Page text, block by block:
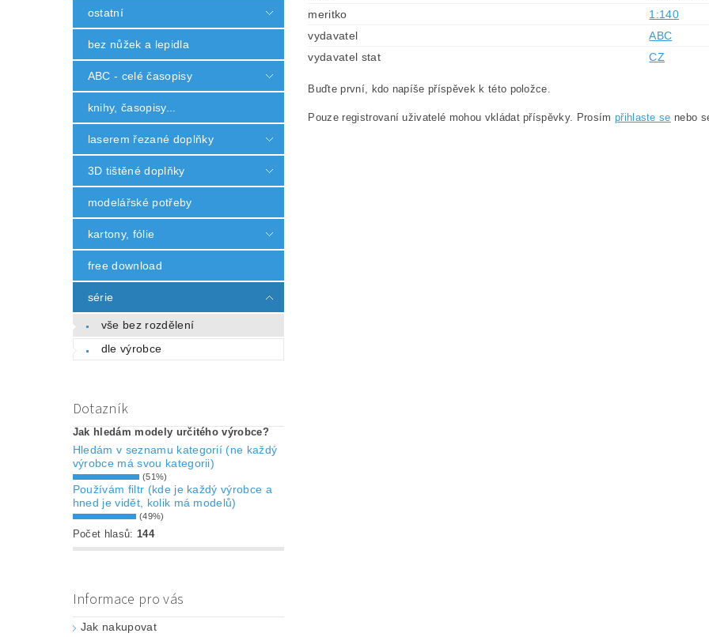
ostatní
bez nůžek a lepidla
ABC - celé časopisy
knihy, časopisy...
laserem řezané doplňky
3D tištěné doplňky
modelářské potřeby
kartony, fólie
free download
série
vše bez rozdělení
dle výrobce
Dotazník
Jak hledám modely určitého výrobce?
Hledám v seznamu kategorií (ne každý
výrobce má svou kategorii)
(51%)
Používám filtr (kde je každý výrobce a
hned je vidět, kolik má modelů)
(49%)
Počet hlasů: 144
Informace pro vás
Jak nakupovat
meritko
1:140
vydavatel
ABC
vydavatel stat
CZ
Buďte první, kdo napíše příspěvek k této položce.
Pouze registrovaní uživatelé mohou vkládat příspěvky. Prosím přihlaste se nebo